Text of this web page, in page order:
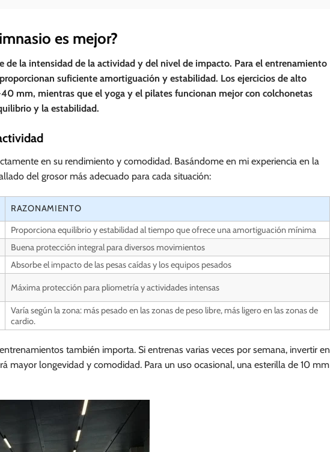
es mejor?
de la intensidad de la actividad y del nivel de impacto. Para el entrenamiento
suficiente amortiguación y estabilidad. Los ejercicios de alto
mm, mientras que el yoga y el pilates funcionan mejor con colchonetas
y la estabilidad.
en su rendimiento y comodidad. Basándome en mi experiencia en la
del grosor más adecuado para cada situación:
RAZONAMIENTO
Proporciona equilibrio y estabilidad al tiempo que ofrece una amortiguación mínima
Buena protección integral para diversos movimientos
Absorbe el impacto de las pesas caídas y los equipos pesados
Máxima protección para pliometría y actividades intensas
Varía según la zona: más pesado en las zonas de peso libre, más ligero en las zonas de
cardio.
también importa. Si entrenas varias veces por semana, invertir en
mayor longevidad y comodidad. Para un uso ocasional, una esterilla de 10 mm